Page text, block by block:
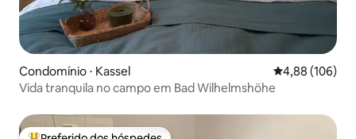
Condomínio ⋅ Kassel 4,88 de uma
4,88 (106)
Vida tranquila no campo em Bad Wilhelmshöhe